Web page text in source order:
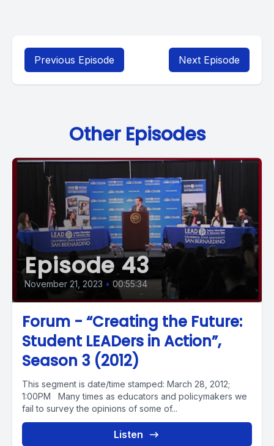
Previous Episode Next Episode
Other Episodes
Episode 43
November 21, 2023 • 00:55:34
Forum - “Creating the Future:
Student LEADers in Action”,
Season 3 (2012)
This segment is date/time stamped: March 28, 2012;
1:00PM Many times as educators and policymakers we
fail to survey the opinions of some of...
Listen